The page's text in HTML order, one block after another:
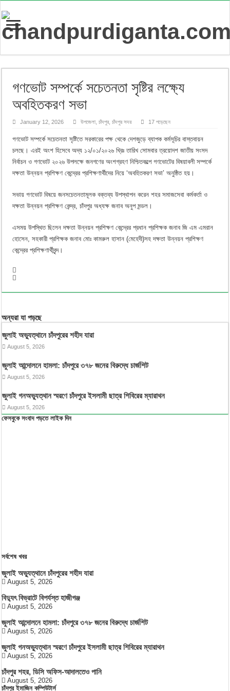
গণভোট সম্পর্কে সচেতনতা সৃষ্টির লক্ষ্যে
অবহিতকরণ সভা
January 12, 2026 উপজেলা ,চাঁদপুর ,চাঁদপুর সদর 17 পড়েছেন
গণভোট সম্পর্কে সচেতনতা সৃষ্টিতে সরকারের পক্ষ থেকে দেশজুড়ে ব্যাপক কর্মসূচির বাস্তবায়ন
চলছে। এরই অংশ হিসেবে অদ্য ১২/০১/২০২৬ খ্রিঃ তারিখ সোমবার ত্রয়োদশ জাতীয় সংসদ
নির্বাচন ও গণভোট ২০২৬ উপলক্ষে জনগণের অংশগ্রহণ নিশ্চিতকল্পে গণভোটের বিষয়াবলী সম্পর্কে
দক্ষতা উন্নয়ন প্রশিক্ষণ কেন্দ্রের প্রশিক্ষণার্থীদের নিয়ে ‘অবহিতকরণ সভা’ অনুষ্ঠিত হয়।
সভায় গণভোট বিষয়ে জনসচেতনতামূলক বক্তব্য উপস্থাপন করেন শহর সমাজসেবা কর্মকর্তা ও
দক্ষতা উন্নয়ন প্রশিক্ষণ কেন্দ্র, চাঁদপুর অধ্যক্ষ জনাব অনুপ মন্ডল।
এসময় উপস্থিত ছিলেন দক্ষতা উন্নয়ন প্রশিক্ষণ কেন্দ্রের প্রধান প্রশিক্ষক জনাব জি এম এমরান
হোসেন, সহকারী প্রশিক্ষক জনাব মোঃ কামরুল হাসান (মেহেদী)সহ দক্ষতা উন্নয়ন প্রশিক্ষণ
কেন্দ্রের প্রশিক্ষণার্থীবৃন্দ।
অন্যরা যা পড়ছে
জুলাই অভ্যুত্থানে চাঁদপুরের শহীদ যারা
August 5, 2026
জুলাই আন্দোলনে হামলা: চাঁদপুরে ৩৭৮ জনের বিরুদ্ধে চার্জশিট
August 5, 2026
জুলাই গনঅভ্যুত্থান স্মরণে চাঁদপুরে ইসলামী ছাত্র শিবিরের ম্যারাথন
August 5, 2026
ফেসবুকে সংবাদ পড়তে লাইক দিন
সর্বশেষ খবর
জুলাই অভ্যুত্থানে চাঁদপুরের শহীদ যারা
August 5, 2026
বিদ্যুৎ বিভ্রাটে বিপর্যস্ত হাজীগঞ্জ
August 5, 2026
জুলাই আন্দোলনে হামলা: চাঁদপুরে ৩৭৮ জনের বিরুদ্ধে চার্জশিট
August 5, 2026
জুলাই গনঅভ্যুত্থান স্মরণে চাঁদপুরে ইসলামী ছাত্র শিবিরের ম্যারাথন
August 5, 2026
চাঁদপুর শহর, ডিসি অফিস-আদালতেও পানি
August 5, 2026
চাঁদপুর ইমাজিন কম্পিউটার্স